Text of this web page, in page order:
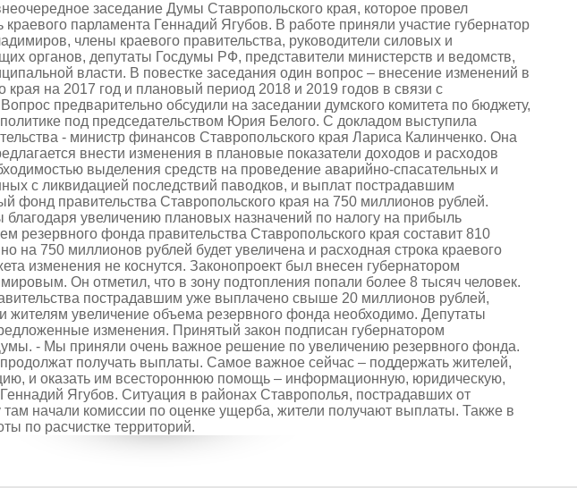
заседание Думы Ставропольского края, которое провел
краевого парламента Геннадий Ягубов. В работе приняли участие губернатор
члены краевого правительства, руководители силовых и
органов, депутаты Госдумы РФ, представители министерств и ведомств,
власти. В повестке заседания один вопрос – внесение изменений в
края на 2017 год и плановый период 2018 и 2019 годов в связи с
предварительно обсудили на заседании думского комитета по бюджету,
под председательством Юрия Белого. С докладом выступила
- министр финансов Ставропольского края Лариса Калинченко. Она
внести изменения в плановые показатели доходов и расходов
выделения средств на проведение аварийно-спасательных и
с ликвидацией последствий паводков, и выплат пострадавшим
фонд правительства Ставропольского края на 750 миллионов рублей.
увеличению плановых назначений по налогу на прибыль
резервного фонда правительства Ставропольского края составит 810
на 750 миллионов рублей будет увеличена и расходная строка краевого
изменения не коснутся. Законопроект был внесен губернатором
Он отметил, что в зону подтопления попали более 8 тысяч человек.
пострадавшим уже выплачено свыше 20 миллионов рублей,
жителям увеличение объема резервного фонда необходимо. Депутаты
изменения. Принятый закон подписан губернатором
- Мы приняли очень важное решение по увеличению резервного фонда.
получать выплаты. Самое важное сейчас – поддержать жителей,
и оказать им всестороннюю помощь – информационную, юридическую,
Ягубов. Ситуация в районах Ставрополья, пострадавших от
там начали комиссии по оценке ущерба, жители получают выплаты. Также в
по расчистке территорий.